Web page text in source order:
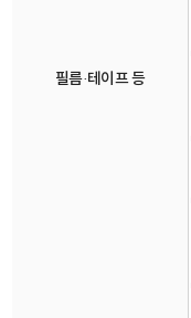
필름·테이프 등